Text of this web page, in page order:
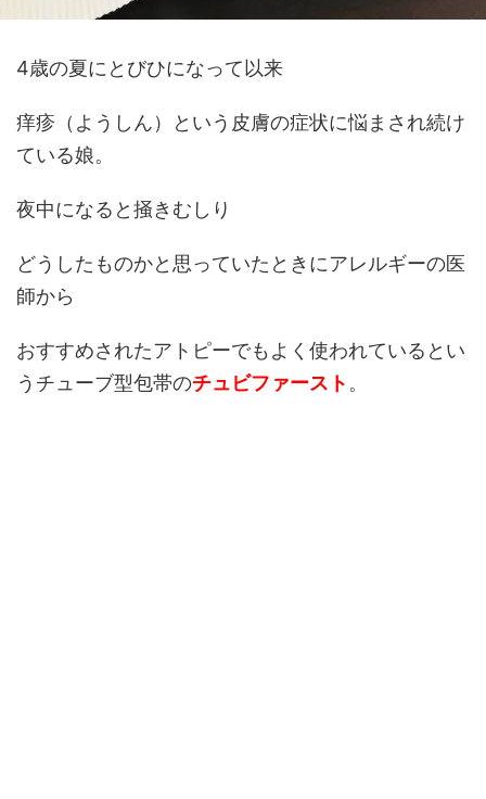
4歳の夏にとびひになって以来
痒疹（ようしん）という皮膚の症状に悩まされ続け
ている娘。
夜中になると掻きむしり
どうしたものかと思っていたときにアレルギーの医
師から
おすすめされたアトピーでもよく使われているとい
うチューブ型包帯のチュビファースト 。